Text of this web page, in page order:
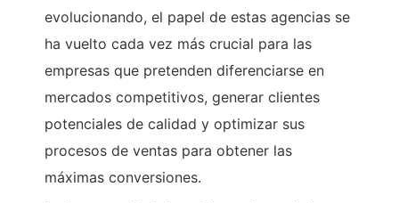
evolucionando, el papel de estas agencias se
ha vuelto cada vez más crucial para las
empresas que pretenden diferenciarse en
mercados competitivos, generar clientes
potenciales de calidad y optimizar sus
procesos de ventas para obtener las
máximas conversiones.